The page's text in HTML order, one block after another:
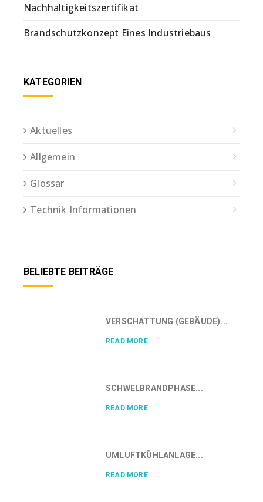
Nachhaltigkeitszertifikat
Brandschutzkonzept Eines Industriebaus
KATEGORIEN
Aktuelles
Allgemein
Glossar
Technik Informationen
BELIEBTE BEITRÄGE
VERSCHATTUNG (GEBÄUDE)...
READ MORE
SCHWELBRANDPHASE...
READ MORE
UMLUFTKÜHLANLAGE...
READ MORE